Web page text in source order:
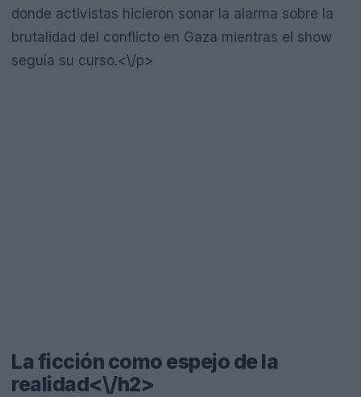
donde activistas hicieron sonar la alarma sobre la
brutalidad del conflicto en Gaza mientras el show
seguía su curso.<\/p>
La ficción como espejo de la
realidad<\/h2>